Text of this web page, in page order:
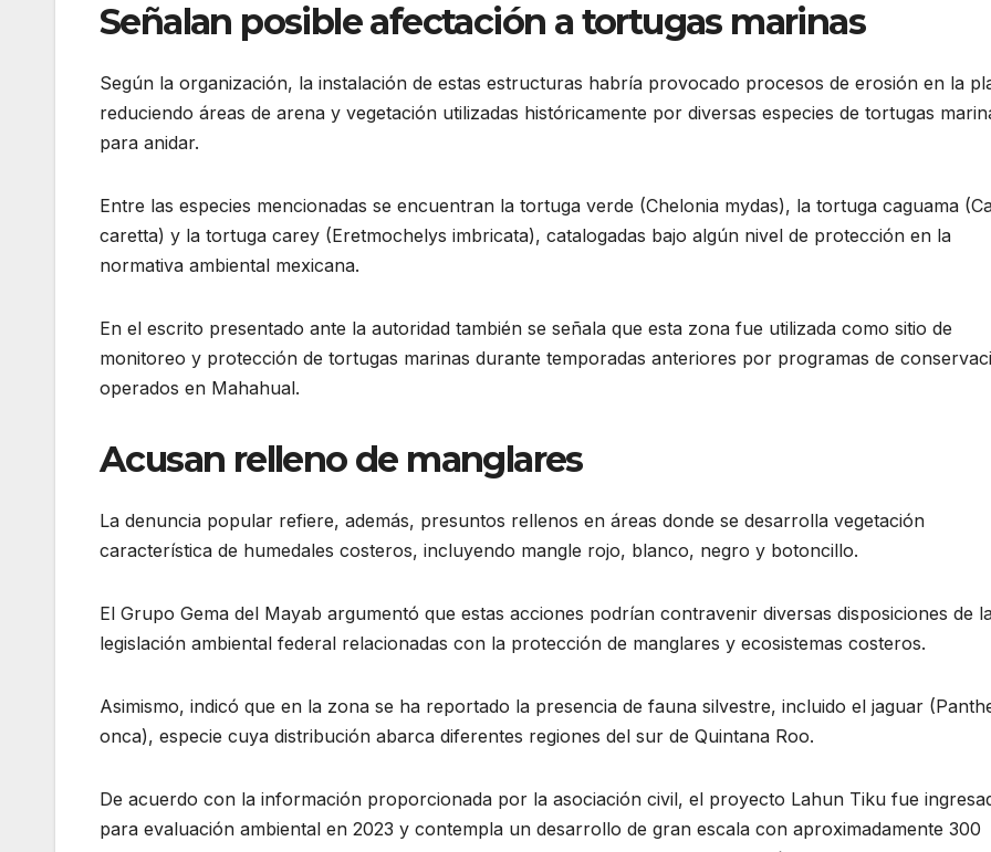
Señalan posible afectación a tortugas marinas
Según la organización, la instalación de estas estructuras habría provocado procesos de erosión en la
reduciendo áreas de arena y vegetación utilizadas históricamente por diversas especies de tortugas
para anidar.
Entre las especies mencionadas se encuentran la tortuga verde (Chelonia mydas), la tortuga caguama
caretta) y la tortuga carey (Eretmochelys imbricata), catalogadas bajo algún nivel de protección en la
normativa ambiental mexicana.
En el escrito presentado ante la autoridad también se señala que esta zona fue utilizada como sitio de
monitoreo y protección de tortugas marinas durante temporadas anteriores por programas de
operados en Mahahual.
Acusan relleno de manglares
La denuncia popular refiere, además, presuntos rellenos en áreas donde se desarrolla vegetación
característica de humedales costeros, incluyendo mangle rojo, blanco, negro y botoncillo.
El Grupo Gema del Mayab argumentó que estas acciones podrían contravenir diversas disposiciones de
legislación ambiental federal relacionadas con la protección de manglares y ecosistemas costeros.
Asimismo, indicó que en la zona se ha reportado la presencia de fauna silvestre, incluido el jaguar
onca), especie cuya distribución abarca diferentes regiones del sur de Quintana Roo.
De acuerdo con la información proporcionada por la asociación civil, el proyecto Lahun Tiku fue
para evaluación ambiental en 2023 y contempla un desarrollo de gran escala con aproximadamente 300